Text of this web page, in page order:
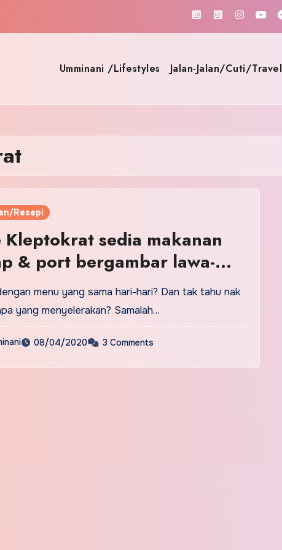
Umminani /Lifestyles Jalan-Jalan/Cuti/Travel
Resepi
Kleptokrat sedia makanan
& port bergambar lawa-
menu yang sama hari-hari? Dan tak tahu nak
yang menyelerakan? Samalah…
08/04/2020 3 Comments